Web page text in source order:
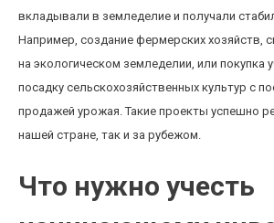
вкладывали в земледелие и получали
Например, создание фермерских хозяйств,
на экологическом земледелии, или покупка
посадку сельскохозяйственных культур с
продажей урожая. Такие проекты успешно
нашей стране, так и за рубежом.
Что нужно учесть